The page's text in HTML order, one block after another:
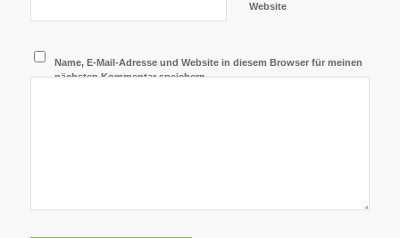
Website
Name, E-Mail-Adresse und Website in diesem Browser für meinen
nächsten Kommentar speichern.